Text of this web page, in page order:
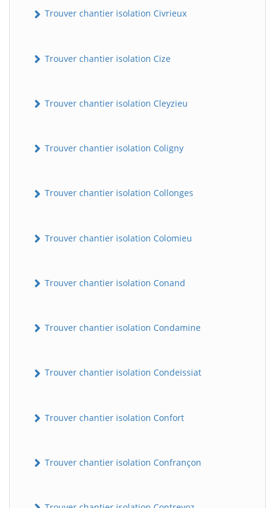
Trouver chantier isolation Civrieux
Trouver chantier isolation Cize
Trouver chantier isolation Cleyzieu
Trouver chantier isolation Coligny
Trouver chantier isolation Collonges
Trouver chantier isolation Colomieu
Trouver chantier isolation Conand
Trouver chantier isolation Condamine
Trouver chantier isolation Condeissiat
Trouver chantier isolation Confort
Trouver chantier isolation Confrançon
BatiWebPro